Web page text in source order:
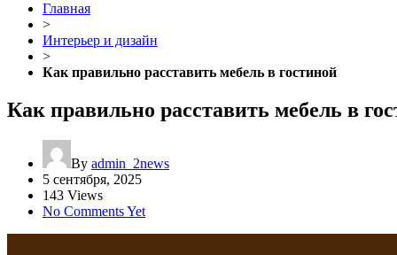
Главная
>
Интерьер и дизайн
>
Как правильно расставить мебель в гостиной
Как правильно расставить мебель в
By admin_2news
5 сентября, 2025
143 Views
No Comments Yet